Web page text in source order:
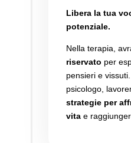
Libera la tua
potenziale.
Nella terapia,
riservato per
pensieri e vissuti.
psicologo,
strategie per
vitae